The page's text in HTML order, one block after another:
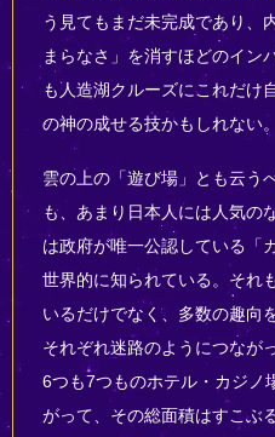
う見てもまだ未完成であり、
まらなさ」を消すほどのイン
も人造湖クルーズにこれだけ
の神の成せる技かもしれない。
雲の上の「遊び場」とも云う
も、あまり日本人には人気の
は政府が唯一公認している「
世界的に知られている。それ
いるだけでなく、多数の趣向
それぞれ迷路のようにつなが
6つも7つものホテル・カジノ
がって、その総面積はすこぶ